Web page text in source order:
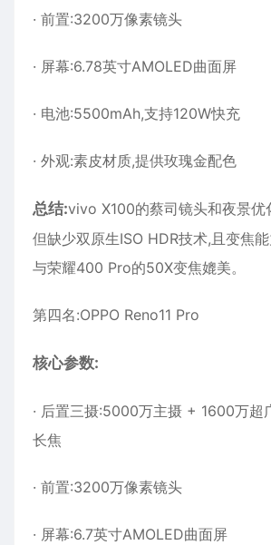
· 前置:3200万像素镜头
· 屏幕:6.78英寸AMOLED曲面屏
· 电池:5500mAh,支持120W快充
· 外观:素皮材质,提供玫瑰金配色
总结:vivo X100的蔡司镜头和夜景优
但缺少双原生ISO HDR技术,且变焦
与荣耀400 Pro的50X变焦媲美。
第四名:OPPO Reno11 Pro
核心参数:
· 后置三摄:5000万主摄 + 1600万
长焦
· 前置:3200万像素镜头
· 屏幕:6.7英寸AMOLED曲面屏